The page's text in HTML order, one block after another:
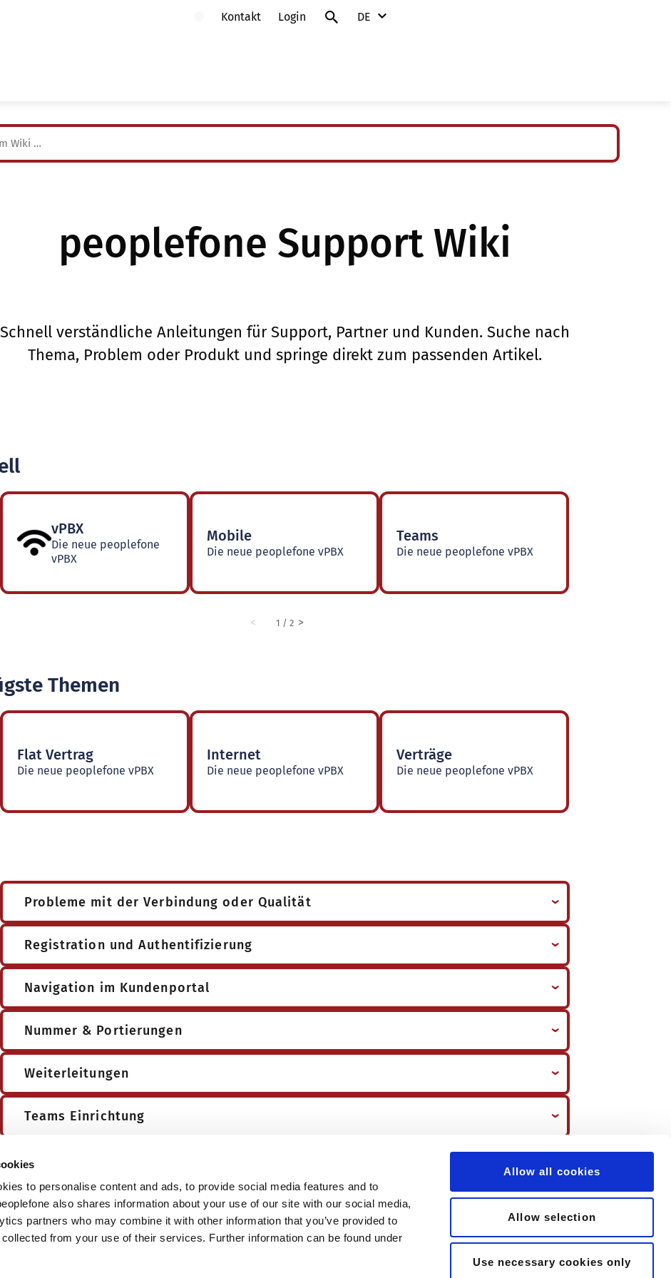
to personalise content and ads, to provide social media features and to
also shares information about your use of our site with our social media,
partners who may combine it with other information that you’ve provided to
collected from your use of their services. Further information can be found under
Allow all cookies
Allow selection
Use necessary cookies only
Kontakt Login DE
Litauen
Slowakei
peoplefone Support Wiki
Schnell verständliche Anleitungen für Support, Partner und Kunden. Suche nach
Thema, Problem oder Produkt und springe direkt zum passenden Artikel.
vPBX
Die neue peoplefone
vPBX
Mobile
Die neue peoplefone vPBX
Teams
Die neue peoplefone vPBX
< 1 / 2 >
Themen
Flat Vertrag
Die neue peoplefone vPBX
Internet
Die neue peoplefone vPBX
Verträge
Die neue peoplefone vPBX
Probleme mit der Verbindung oder Qualität ›
Registration und Authentifizierung ›
Navigation im Kundenportal ›
Nummer & Portierungen ›
Weiterleitungen ›
Teams Einrichtung ›
Sip-Trunk
Rechnungen
3CX Hosting und Lizenz ›